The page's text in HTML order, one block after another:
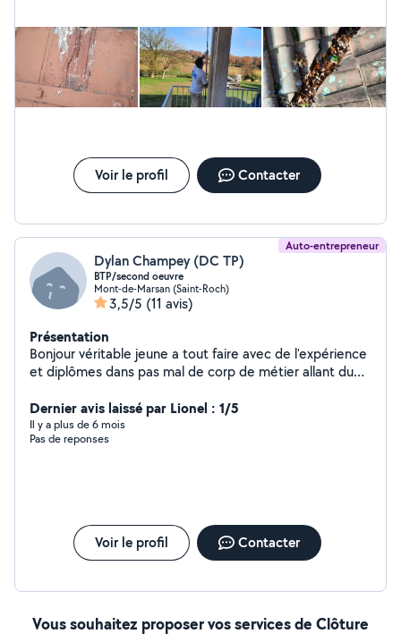
Voir le profil Contacter
Auto-entrepreneur
Dylan Champey (DC TP)
BTP/second oeuvre
Mont-de-Marsan (Saint-Roch)
3,5/5 (11 avis)
Présentation
Bonjour véritable jeune a tout faire avec de l'expérience
et diplômes dans pas mal de corp de métier allant du
tout travaux sur devis ou entre particuliers
Dernier avis laissé par Lionel : 1/5
Il y a plus de 6 mois
Pas de reponses
Voir le profil Contacter
Vous souhaitez proposer vos services de Clôture